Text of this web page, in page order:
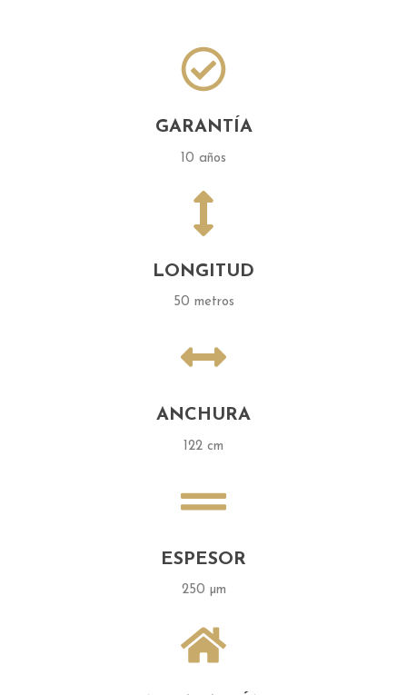
GARANTÍA
10 años
LONGITUD
50 metros
ANCHURA
122 cm
ESPESOR
250 µm